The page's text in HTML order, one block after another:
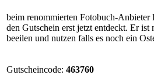
beim renommierten Fotobuch-
den Gutschein erst jetzt entdeckt. Er
beeilen und nutzen falls es noch ein
Gutscheincode: 463760